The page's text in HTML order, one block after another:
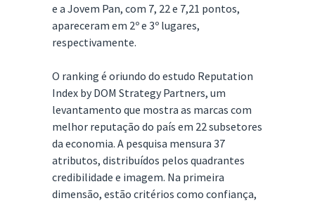
e a Jovem Pan, com 7, 22 e 7,21 pontos,
apareceram em 2º e 3º lugares,
respectivamente.
O ranking é oriundo do estudo Reputation
Index by DOM Strategy Partners, um
levantamento que mostra as marcas com
melhor reputação do país em 22 subsetores
da economia. A pesquisa mensura 37
atributos, distribuídos pelos quadrantes
credibilidade e imagem. Na primeira
dimensão, estão critérios como confiança,